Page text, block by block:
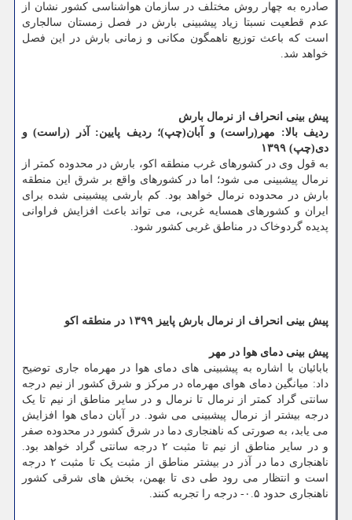
صادره به چهار روش مختلف در سازمان هواشناسی کشور نشان از
عدم قطعیت نسبتا زیاد پیشبینی بارش در فصل زمستان سالجاری
است که باعث توزیع ناهمگون مکانی و زمانی بارش در این فصل
خواهد شد.
پیش بینی انحراف از نرمال بارش
ردیف بالا: مهر(راست) و آبان(چپ)؛ ردیف پایین: آذر (راست) و
دی(چپ) ۱۳۹۹
به قول وی در کشورهای غرب منطقه اکو، بارش در محدوده کمتر از
نرمال پیشبینی می شود؛ اما در کشورهای واقع بر شرق این منطقه
بارش در محدوده نرمال خواهد بود. کم بارشی پیشبینی شده برای
ایران و کشورهای همسایه غربی، می تواند باعث افزایش فراوانی
پدیده گردوخاک در مناطق غربی کشور شود.
پیش بینی انحراف از نرمال بارش پاییز ۱۳۹۹ در منطقه اکو
پیش بینی دمای هوا در مهر
بابائیان با اشاره به پیشبینی های دمای هوا در مهرماه جاری توضیح
داد: میانگین دمای هوای مهرماه در مرکز و شرق کشور از نیم درجه
سانتی گراد کمتر از نرمال تا نرمال و در سایر مناطق از نیم تا یک
درجه بیشتر از نرمال پیشبینی می شود. در آبان دمای هوا افزایش
می یابد، به صورتی که ناهنجاری دما در شرق کشور در محدوده صفر
و در سایر مناطق از نیم تا مثبت ۲ درجه سانتی گراد خواهد بود.
ناهنجاری دما در آذر در بیشتر مناطق از مثبت یک تا مثبت ۲ درجه
است و انتظار می رود طی دی تا بهمن، بخش های شرقی کشور
ناهنجاری حدود ۰.۵- درجه را تجربه کنند.